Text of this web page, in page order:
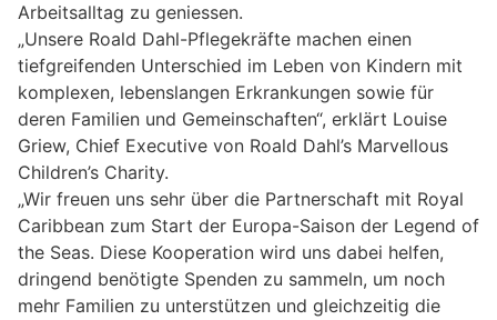
Arbeitsalltag zu geniessen.
„Unsere Roald Dahl-Pflegekräfte machen einen
tiefgreifenden Unterschied im Leben von Kindern mit
komplexen, lebenslangen Erkrankungen sowie für
deren Familien und Gemeinschaften“, erklärt Louise
Griew, Chief Executive von Roald Dahl’s Marvellous
Children’s Charity.
„Wir freuen uns sehr über die Partnerschaft mit Royal
Caribbean zum Start der Europa-Saison der Legend of
the Seas. Diese Kooperation wird uns dabei helfen,
dringend benötigte Spenden zu sammeln, um noch
mehr Familien zu unterstützen und gleichzeitig die